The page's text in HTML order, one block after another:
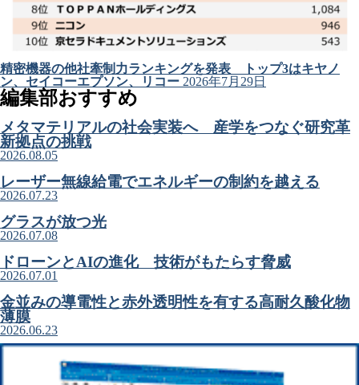
精密機器の他社牽制力ランキングを発表 トップ3はキヤノ
ン、セイコーエプソン、リコー 2026年7月29日
編集部おすすめ
メタマテリアルの社会実装へ 産学をつなぐ研究革
新拠点の挑戦
2026.08.05
レーザー無線給電でエネルギーの制約を越える
2026.07.23
グラスが放つ光
2026.07.08
ドローンとAIの進化 技術がもたらす脅威
2026.07.01
金並みの導電性と赤外透明性を有する高耐久酸化物
薄膜
2026.06.23